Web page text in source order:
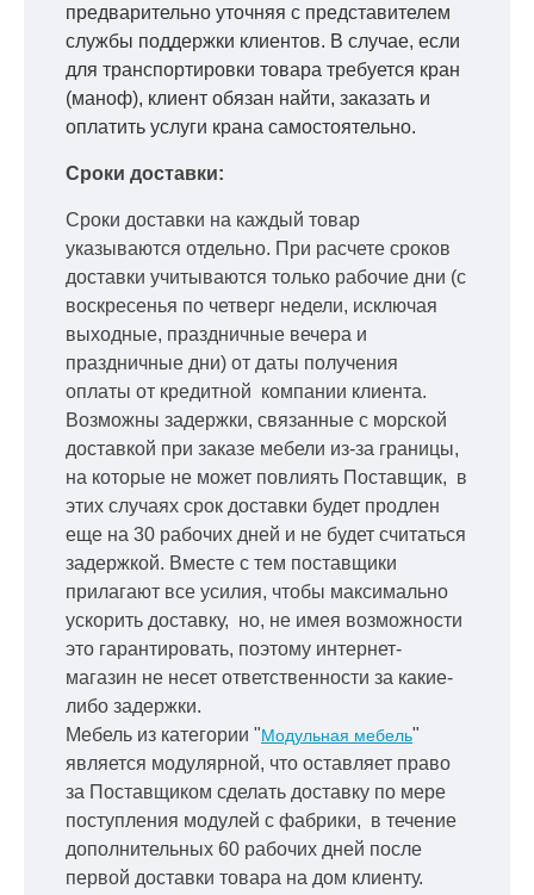
предварительно уточняя с представителем
службы поддержки клиентов. В случае, если
для транспортировки товара требуется кран
(маноф), клиент обязан найти, заказать и
оплатить услуги крана самостоятельно.
Сроки доставки:
Сроки доставки на каждый товар
указываются отдельно. При расчете сроков
доставки учитываются только рабочие дни (с
воскресенья по четверг недели, исключая
выходные, праздничные вечера и
праздничные дни) от даты получения
оплаты от кредитной компании клиента.
Возможны задержки, связанные с морской
доставкой при заказе мебели из-за границы,
на которые не может повлиять Поставщик, в
этих случаях срок доставки будет продлен
еще на 30 рабочих дней и не будет считаться
задержкой. Вместе с тем поставщики
прилагают все усилия, чтобы максимально
ускорить доставку, но, не имея возможности
это гарантировать, поэтому интернет-
магазин не несет ответственности за какие-
либо задержки.
Мебель из категории "Модульная мебель"
является модулярной, что оставляет право
за Поставщиком сделать доставку по мере
поступления модулей с фабрики, в течение
дополнительных 60 рабочих дней после
первой доставки товара на дом клиенту.